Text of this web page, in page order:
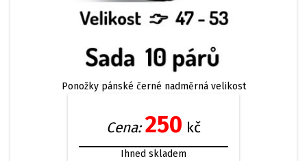
Ponožky pánské černé nadměrná velikost
Cena: 250 kč
Ihned skladem